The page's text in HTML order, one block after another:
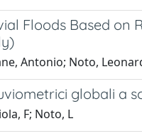
Floods Based
Antonio; Noto,
globali a
F; Noto, L